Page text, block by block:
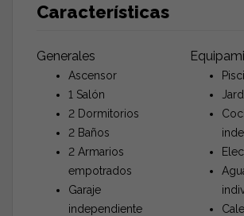
Características
Generales
Ascensor
1 Salón
2 Dormitorios
2 Baños
2 Armarios
empotrados
Garaje
independiente